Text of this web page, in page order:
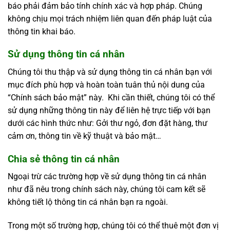
báo phải đảm bảo tính chính xác và hợp pháp. Chúng
không chịu mọi trách nhiệm liên quan đến pháp luật của
thông tin khai báo.
Sử dụng thông tin cá nhân
Chúng tôi thu thập và sử dụng thông tin cá nhân bạn với
mục đích phù hợp và hoàn toàn tuân thủ nội dung của
“Chính sách bảo mật” này. Khi cần thiết, chúng tôi có thể
sử dụng những thông tin này để liên hệ trực tiếp với bạn
dưới các hình thức như: Gởi thư ngỏ, đơn đặt hàng, thư
cảm ơn, thông tin về kỹ thuật và bảo mật…
Chia sẻ thông tin cá nhân
Ngoại trừ các trường hợp về sử dụng thông tin cá nhân
như đã nêu trong chính sách này, chúng tôi cam kết sẽ
không tiết lộ thông tin cá nhân bạn ra ngoài.
Trong một số trường hợp, chúng tôi có thể thuê một đơn vị